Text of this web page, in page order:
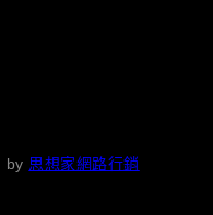
by 思想家網路行銷